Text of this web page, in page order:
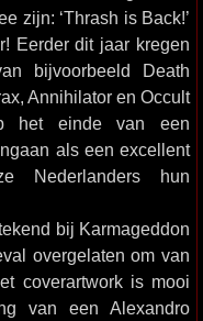
zijn: ‘Thrash is Back!’
Eerder dit jaar kregen
bijvoorbeeld Death
Annihilator en Occult
het einde van een
als een excellent
Nederlanders hun
bij Karmageddon
overgelaten om van
coverartwork is mooi
van een Alexandro